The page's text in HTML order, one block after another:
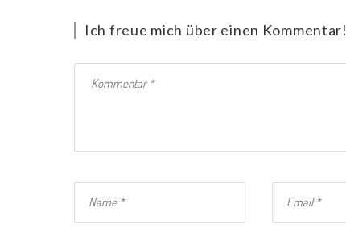
Ich freue mich über einen Kommentar!